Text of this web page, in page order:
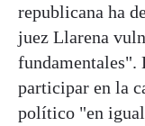
republicana ha
juez Llarena
fundamentales".
participar en la
político "en